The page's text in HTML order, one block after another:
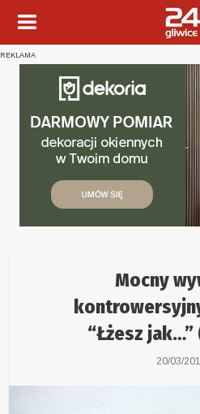
REKLAMA
Mocny
“Łżesz jak…”
20/03/